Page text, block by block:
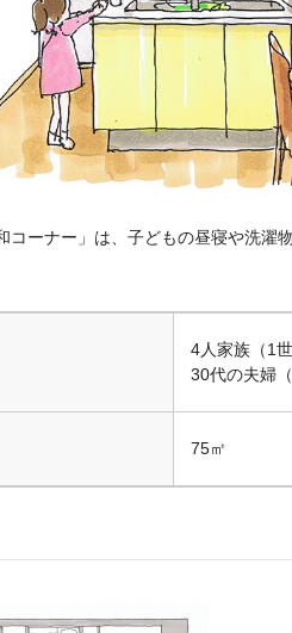
コーナー」は、子どもの昼寝や洗
4人家族（1世
30代の夫婦
75㎡